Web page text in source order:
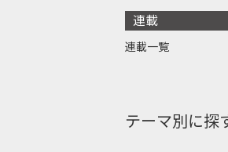
連載
連載一覧
テーマ別に探